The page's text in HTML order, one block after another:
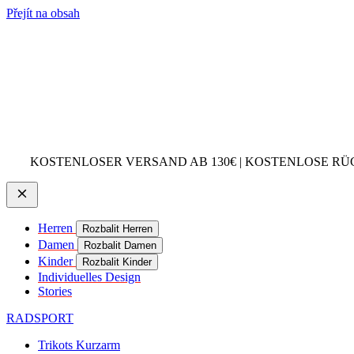
Přejít na obsah
KOSTENLOSER VERSAND AB 130€ | KOSTENLOSE
Herren Rozbalit Herren
Damen Rozbalit Damen
Kinder Rozbalit Kinder
Individuelles Design
Stories
RADSPORT
Trikots Kurzarm